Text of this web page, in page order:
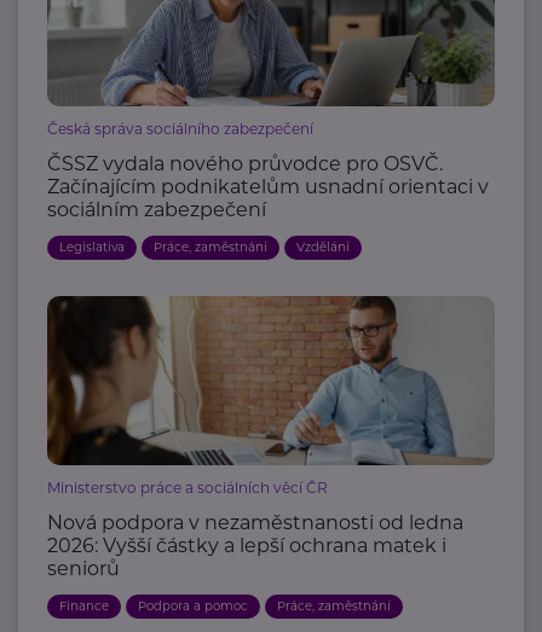
Česká správa sociálního zabezpečení
ČSSZ vydala nového průvodce pro OSVČ.
Začínajícím podnikatelům usnadní orientaci v
sociálním zabezpečení
Legislativa Práce, zaměstnání Vzdělání
Ministerstvo práce a sociálních věcí ČR
Nová podpora v nezaměstnanosti od ledna
2026: Vyšší částky a lepší ochrana matek i
seniorů
Finance Podpora a pomoc Práce, zaměstnání